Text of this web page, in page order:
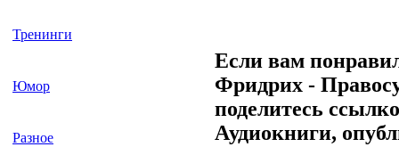
Тренинги
Юмор
Разное
Если вам
Фридрих -
поделитесь
Аудиокниги,